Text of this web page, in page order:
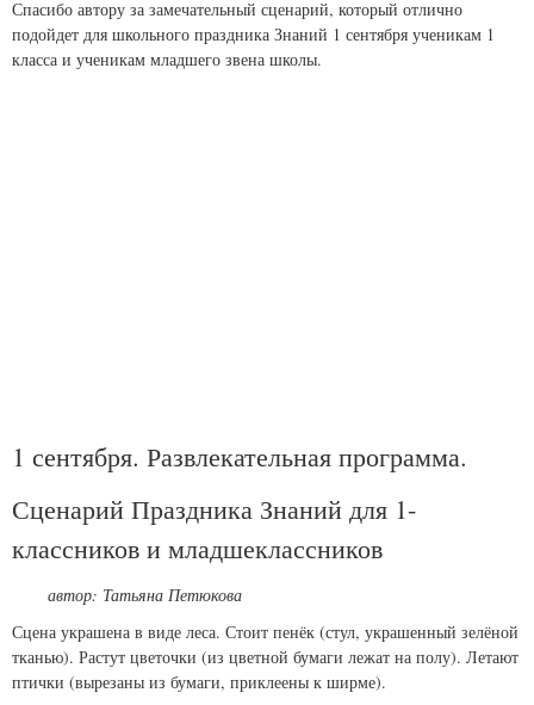
Спасибо автору за замечательный сценарий, который отлично
подойдет для школьного праздника Знаний 1 сентября ученикам 1
класса и ученикам младшего звена школы.
1 сентября. Развлекательная программа.
Сценарий Праздника Знаний для 1-
классников и младшеклассников
автор: Татьяна Петюкова
Сцена украшена в виде леса. Стоит пенёк (стул, украшенный зелёной
тканью). Растут цветочки (из цветной бумаги лежат на полу). Летают
птички (вырезаны из бумаги, приклеены к ширме).